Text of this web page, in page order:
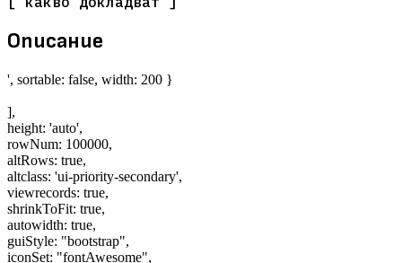
Описание
', sortable: false, width: 200 }
],
height: 'auto',
rowNum: 100000,
altRows: true,
altclass: 'ui-priority-secondary',
viewrecords: true,
shrinkToFit: true,
autowidth: true,
guiStyle: "bootstrap",
iconSet: "fontAwesome",